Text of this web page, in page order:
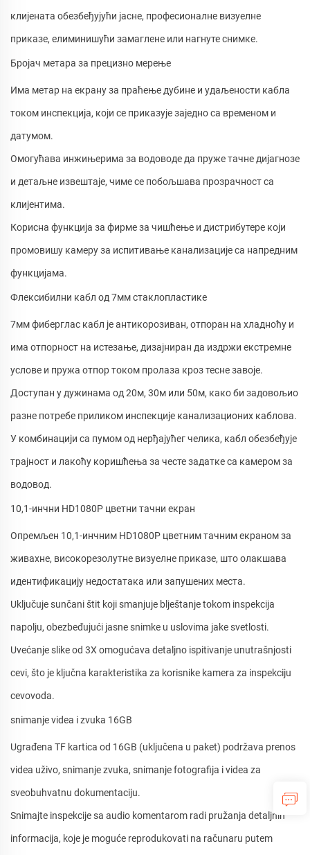
клијената обезбеђујући јасне, професионалне визуелне
приказе, елиминишући замаглене или нагнуте снимке.
Бројач метара за прецизно мерење
Има метар на екрану за праћење дубине и удаљености кабла
током инспекција, који се приказује заједно са временом и
датумом.
Омогућава инжињерима за водоводе да пруже тачне дијагнозе
и детаљне извештаје, чиме се побољшава прозрачност са
клијентима.
Корисна функција за фирме за чишћење и дистрибутере који
промовишу камеру за испитивање канализације са напредним
функцијама.
Флексибилни кабл од 7мм стаклопластике
7мм фиберглас кабл је антикорозиван, отпоран на хладноћу и
има отпорност на истезање, дизајниран да издржи екстремне
услове и пружа отпор током пролаза кроз тесне завоје.
Доступан у дужинама од 20м, 30м или 50м, како би задовољио
разне потребе приликом инспекције канализационих каблова.
У комбинацији са пумом од нерђајућег челика, кабл обезбеђује
трајност и лакоћу коришћења за честе задатке са камером за
водовод.
10,1-инчни HD1080P цветни тачни екран
Опремљен 10,1-инчним HD1080P цветним тачним екраном за
живахне, високорезолутне визуелне приказе, што олакшава
идентификацију недостатака или запушених места.
Uključuje sunčani štit koji smanjuje blještanje tokom inspekcija
napolju, obezbeđujući jasne snimke u uslovima jake svetlosti.
Uvećanje slike od 3X omogućava detaljno ispitivanje unutrašnjosti
cevi, što je ključna karakteristika za korisnike kamera za inspekciju
cevovoda.
snimanje videa i zvuka 16GB
Ugrađena TF kartica od 16GB (uključena u paket) podržava prenos
videa uživo, snimanje zvuka, snimanje fotografija i videa za
sveobuhvatnu dokumentaciju.
Snimajte inspekcije sa audio komentarom radi pružanja detaljnih
informacija, koje je moguće reprodukovati na računaru putem